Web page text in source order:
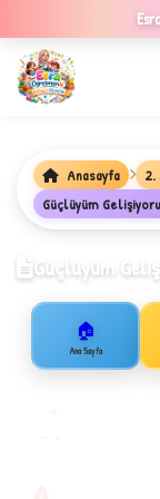
Esra
✦
Anasayfa 2.
Güçlüyüm
Güçlüyüm
🏠
Ana Sayfa